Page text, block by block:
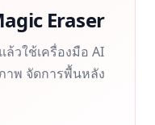
Eraser
วใช้เครื่องมือ AI
าพ จัดการพื้นหลัง